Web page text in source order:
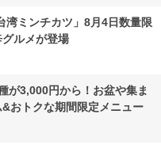
湾ミンチカツ」8月4日数量限
ルメが登場
が3,000円から！お盆や集ま
おトクな期間限定メニュー